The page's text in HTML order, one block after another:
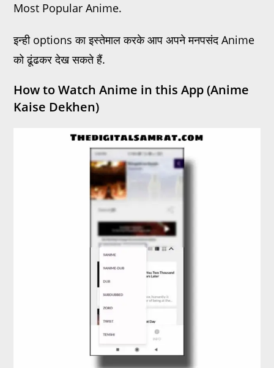
Most Popular Anime.
इन्ही options का इस्तेमाल करके आप अपने मनपसंद Anime
को ढूंढकर देख सकते हैं.
How to Watch Anime in this App (Anime
Kaise Dekhen)